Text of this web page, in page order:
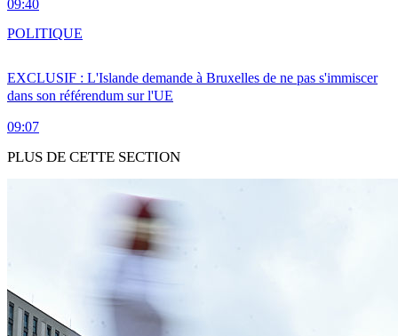
09:40
EXCLUSIF : L'Islande demande à Bruxelles de ne pas s'immiscer
dans son référendum sur l'UE
09:07
POLITIQUE
PLUS DE CETTE SECTION